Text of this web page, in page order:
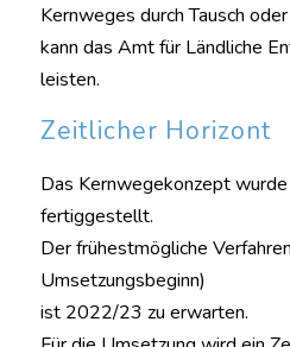
Kernweges durch Tausch
kann das Amt für Ländliche
leisten.
Zeitlicher Horizont
Das Kernwegekonzept
fertiggestellt.
Der frühestmögliche
Umsetzungsbeginn)
ist 2022/23 zu erwarten.